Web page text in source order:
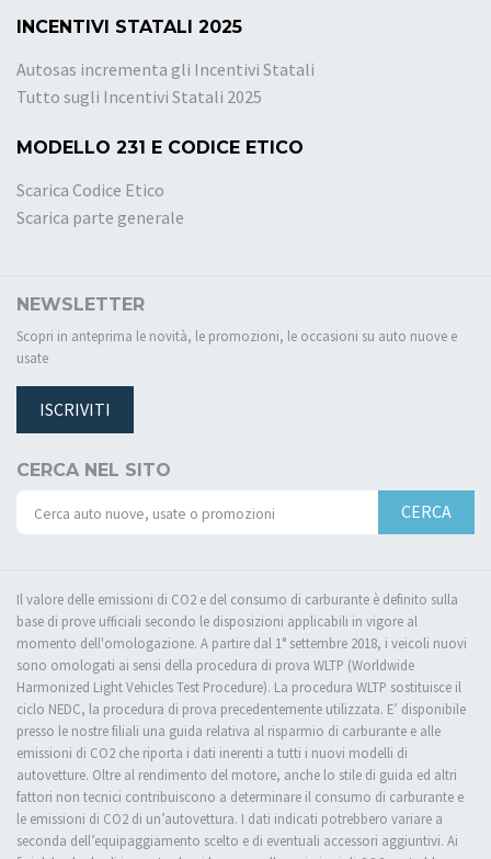
INCENTIVI STATALI 2025
Autosas incrementa gli Incentivi Statali
Tutto sugli Incentivi Statali 2025
MODELLO 231 E CODICE ETICO
Scarica Codice Etico
Scarica parte generale
NEWSLETTER
Scopri in anteprima le novità, le promozioni, le occasioni su auto nuove e
usate
ISCRIVITI
CERCA NEL SITO
CERCA
Il valore delle emissioni di CO2 e del consumo di carburante è definito sulla
base di prove ufficiali secondo le disposizioni applicabili in vigore al
momento dell'omologazione. A partire dal 1° settembre 2018, i veicoli nuovi
sono omologati ai sensi della procedura di prova WLTP (Worldwide
Harmonized Light Vehicles Test Procedure). La procedura WLTP sostituisce il
ciclo NEDC, la procedura di prova precedentemente utilizzata. E’ disponibile
presso le nostre filiali una guida relativa al risparmio di carburante e alle
emissioni di CO2 che riporta i dati inerenti a tutti i nuovi modelli di
autovetture. Oltre al rendimento del motore, anche lo stile di guida ed altri
fattori non tecnici contribuiscono a determinare il consumo di carburante e
le emissioni di CO2 di un’autovettura. I dati indicati potrebbero variare a
seconda dell’equipaggiamento scelto e di eventuali accessori aggiuntivi. Ai